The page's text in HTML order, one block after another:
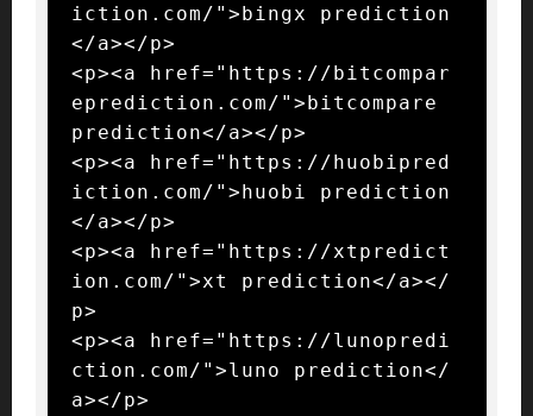
iction.com/">bingx prediction
</a></p>
<p><a href="https://bitcompar
eprediction.com/">bitcompare
prediction</a></p>
<p><a href="https://huobipred
iction.com/">huobi prediction
</a></p>
<p><a href="https://xtpredict
ion.com/">xt prediction</a></
p>
<p><a href="https://lunopredi
ction.com/">luno prediction</
a></p>